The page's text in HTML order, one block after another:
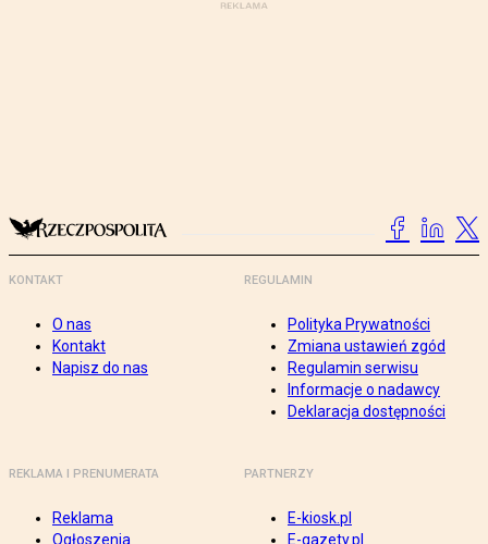
KONTAKT
O nas
Kontakt
Napisz do nas
REGULAMIN
Polityka Prywatności
Zmiana ustawień zgód
Regulamin serwisu
Informacje o nadawcy
Deklaracja dostępności
REKLAMA I PRENUMERATA
Reklama
Ogłoszenia
PARTNERZY
E-kiosk.pl
E-gazety.pl